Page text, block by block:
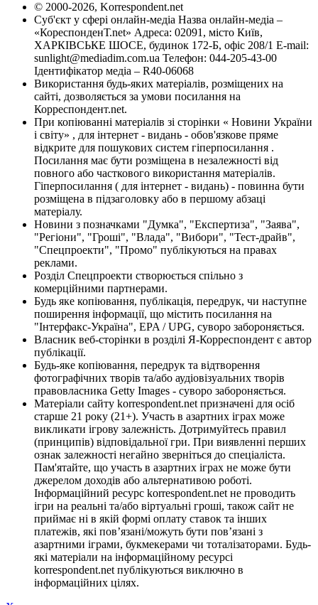
© 2000-2026, Korrespondent.net
Суб'єкт у сфері онлайн-медіа Назва онлайн-медіа –
«КореспонденТ.net» Адреса: 02091, місто Київ,
ХАРКІВСЬКЕ ШОСЕ, будинок 172-Б, офіс 208/1 E-mail:
sunlight@mediadim.com.ua Телефон: 044-205-43-00
Ідентифікатор медіа – R40-06068
Використання будь-яких матеріалів, розміщених на
сайті, дозволяється за умови посилання на
Корреспондент.net.
При копіюванні матеріалів зі сторінки « Новини України
і світу» , для інтернет - видань - обов'язкове пряме
відкрите для пошукових систем гіперпосилання .
Посилання має бути розміщена в незалежності від
повного або часткового використання матеріалів.
Гіперпосилання ( для інтернет - видань) - повинна бути
розміщена в підзаголовку або в першому абзаці
матеріалу.
Новини з позначками "Думка", "Експертиза", "Заява",
"Регіони", "Гроші", "Влада", "Вибори", "Тест-драйв",
"Спецпроекти", "Промо" публікуються на правах
реклами.
Розділ Спецпроекти створюється спільно з
комерційними партнерами.
Будь яке копіювання, публікація, передрук, чи наступне
поширення інформації, що містить посилання на
"Інтерфакс-Україна", EPA / UPG, суворо забороняється.
Власник веб-сторінки в розділі Я-Корреспондент є автор
публікації.
Будь-яке копіювання, передрук та відтворення
фотографічних творів та/або аудіовізуальних творів
правовласника Getty Images - суворо забороняється.
Матеріали сайту korrespondent.net призначені для осіб
старше 21 року (21+). Участь в азартних іграх може
викликати ігрову залежність. Дотримуйтесь правил
(принципів) відповідальної гри. При виявленні перших
ознак залежності негайно зверніться до спеціаліста.
Пам'ятайте, що участь в азартних іграх не може бути
джерелом доходів або альтернативою роботі.
Інформаційний ресурс korrespondent.net не проводить
ігри на реальні та/або віртуальні гроші, також сайт не
приймає ні в якій формі оплату ставок та інших
платежів, які пов’язані/можуть бути пов’язані з
азартними іграми, букмекерами чи тоталізаторами. Будь-
які матеріали на інформаційному ресурсі
korrespondent.net публікуються виключно в
інформаційних цілях.